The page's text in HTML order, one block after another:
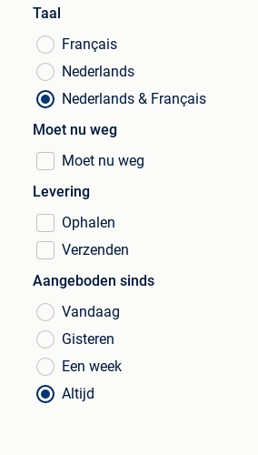
Taal
Français
Nederlands
Nederlands & Français
Moet nu weg
Moet nu weg
Levering
Ophalen
Verzenden
Aangeboden sinds
Vandaag
Gisteren
Een week
Altijd